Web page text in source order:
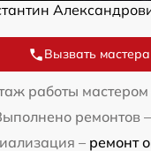
Вызвать мастера
работы мастером
ремонтов –
– ремонт